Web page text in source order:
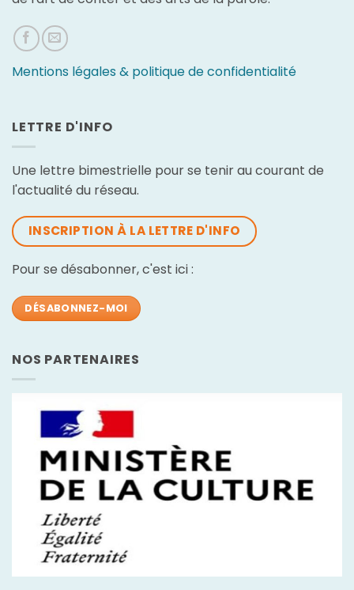
Mentions légales & politique de confidentialité
LETTRE D'INFO
Une lettre bimestrielle pour se tenir au courant de
l'actualité du réseau.
INSCRIPTION À LA LETTRE D'INFO
Pour se désabonner, c'est ici :
DÉSABONNEZ-MOI
NOS PARTENAIRES